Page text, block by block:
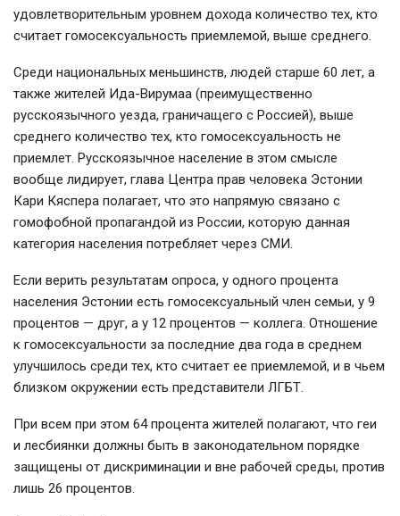
удовлетворительным уровнем дохода количество тех, кто
считает гомосексуальность приемлемой, выше среднего.
Среди национальных меньшинств, людей старше 60 лет, а
также жителей Ида-Вирумаа (преимущественно
русскоязычного уезда, граничащего с Россией), выше
среднего количество тех, кто гомосексуальность не
приемлет. Русскоязычное население в этом смысле
вообще лидирует, глава Центра прав человека Эстонии
Кари Кяспера полагает, что это напрямую связано с
гомофобной пропагандой из России, которую данная
категория населения потребляет через СМИ.
Если верить результатам опроса, у одного процента
населения Эстонии есть гомосексуальный член семьи, у 9
процентов — друг, а у 12 процентов — коллега. Отношение
к гомосексуальности за последние два года в среднем
улучшилось среди тех, кто считает ее приемлемой, и в чьем
близком окружении есть представители ЛГБТ.
При всем при этом 64 процента жителей полагают, что геи
и лесбиянки должны быть в законодательном порядке
защищены от дискриминации и вне рабочей среды, против
лишь 26 процентов.